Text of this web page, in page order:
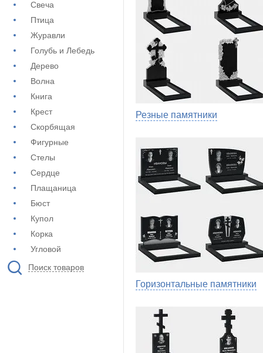
Свеча
Птица
Журавли
Голубь и Лебедь
Дерево
Волна
Книга
Крест
Скорбящая
Фигурные
Стелы
Сердце
Плащаница
Бюст
Купол
Корка
Угловой
Поиск товаров
Резные памятники
Горизонтальные памятники